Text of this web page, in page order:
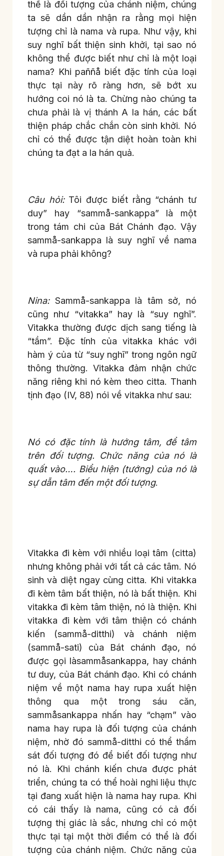
thể là đối tượng của chánh niệm, chúng
ta sẽ dần dần nhận ra rằng mọi hiện
tượng chỉ là nama và rupa. Như vậy, khi
suy nghĩ bất thiện sinh khởi, tại sao nó
không thể được biết như chỉ là một loại
nama? Khi paññå biết đặc tính của loại
thực tại này rõ ràng hơn, sẽ bớt xu
hướng coi nó là ta. Chừng nào chúng ta
chưa phải là vị thánh A la hán, các bất
thiện pháp chắc chắn còn sinh khởi. Nó
chỉ có thể được tận diệt hoàn toàn khi
chúng ta đạt a la hán quả.
Câu hỏi:Tôi được biết rằng “chánh tư
duy” hay “sammå-sankappa” là một
trong tám chi của Bát Chánh đạo. Vậy
sammå-sankappa là suy nghĩ về nama
và rupa phải không?
Nina:Sammå-sankappa là tâm sở, nó
cũng như “vitakka” hay là “suy nghĩ”.
Vitakka thường được dịch sang tiếng là
“tầm”. Đặc tính của vitakka khác với
hàm ý của từ “suy nghĩ” trong ngôn ngữ
thông thường. Vitakka đảm nhận chức
năng riêng khi nó kèm theo citta. Thanh
tịnh đạo (IV, 88) nói về vitakka như sau:
Nó có đặc tính là hướng tâm, để tâm
trên đối tượng. Chức năng của nó là
quất vào…. Biểu hiện (tướng) của nó là
sự dẫn tâm đến một đối tượng.
Vitakka đi kèm với nhiều loại tâm (citta)
nhưng không phải với tất cả các tâm. Nó
sinh và diệt ngay cùng citta. Khi vitakka
đi kèm tâm bất thiện, nó là bất thiện. Khi
vitakka đi kèm tâm thiện, nó là thiện. Khi
vitakka đi kèm với tâm thiện có chánh
kiến (sammå-ditthi) và chánh niệm
(sammå-sati) của Bát chánh đạo, nó
được gọi làsammåsankappa, hay chánh
tư duy, của Bát chánh đạo. Khi có chánh
niệm về một nama hay rupa xuất hiện
thông qua một trong sáu căn,
sammåsankappa nhấn hay “chạm” vào
nama hay rupa là đối tượng của chánh
niệm, nhờ đó sammå-ditthi có thể thẩm
sát đối tượng đó để biết đối tượng như
nó là. Khi chánh kiến chưa được phát
triển, chúng ta có thể hoài nghi liệu thực
tại đang xuất hiện là nama hay rupa. Khi
có cái thấy là nama, cũng có cả đối
tượng thị giác là sắc, nhưng chỉ có một
thực tại tại một thời điểm có thể là đối
tượng của chánh niệm. Chức năng của